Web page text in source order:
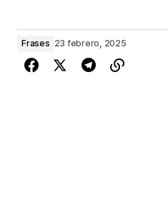
Frases 23 febrero, 2025